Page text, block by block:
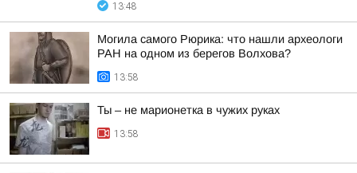
13:48
Могила самого Рюрика: что нашли археологи
РАН на одном из берегов Волхова?
13:58
Ты – не марионетка в чужих руках
13:58